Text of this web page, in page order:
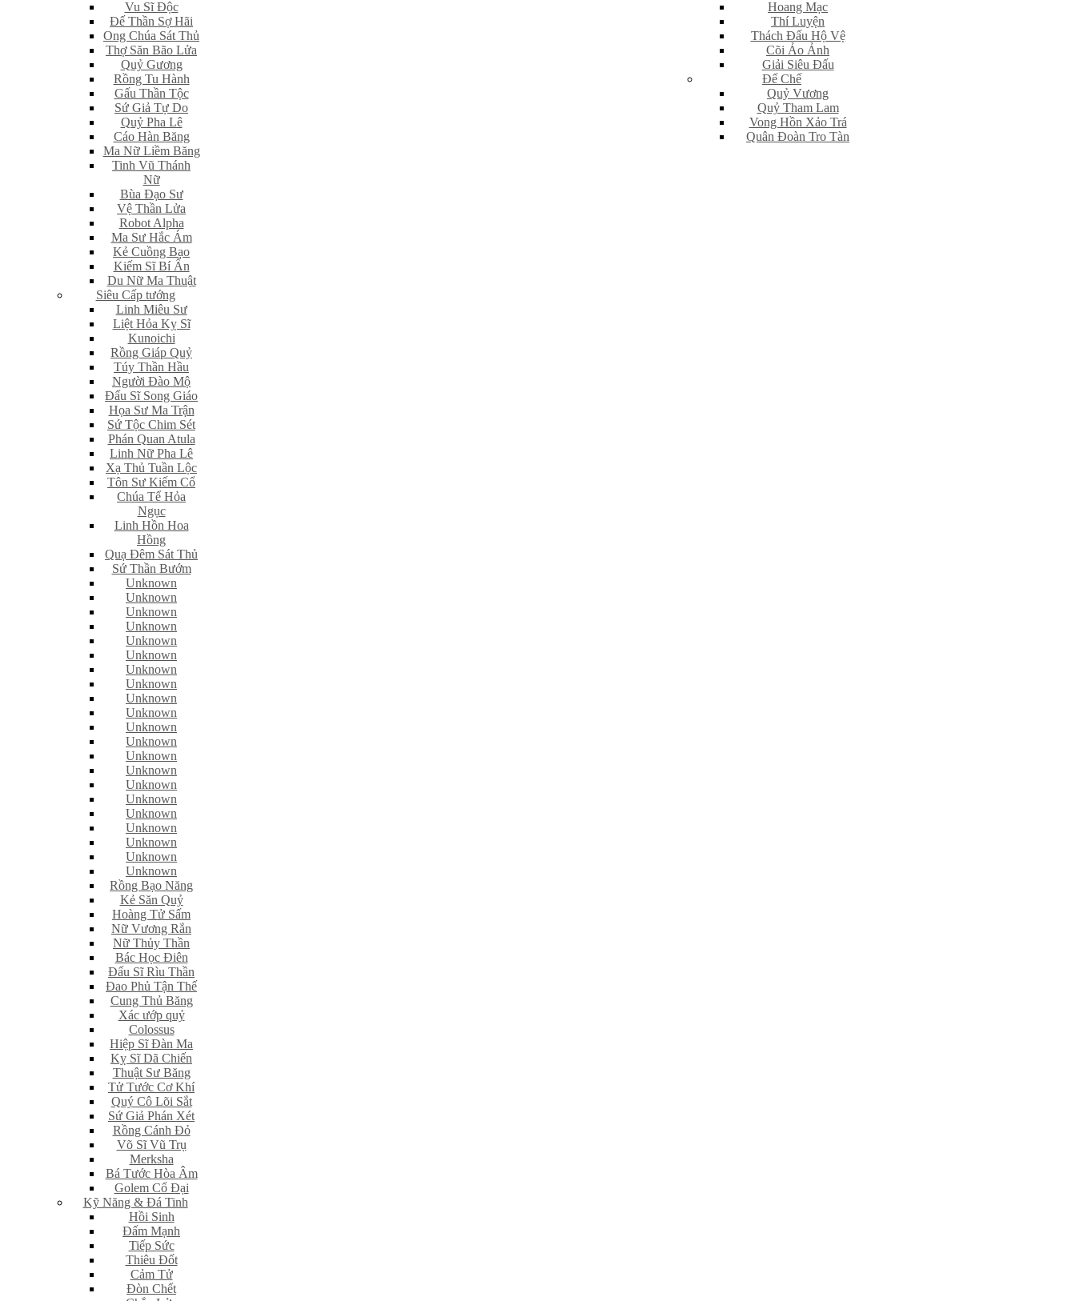
Vu Sĩ Độc
Đế Thần Sợ Hãi
Ong Chúa Sát Thủ
Thợ Săn Bão Lửa
Quỷ Gương
Rồng Tu Hành
Gấu Thần Tộc
Sứ Giả Tự Do
Quỷ Pha Lê
Cáo Hàn Băng
Ma Nữ Liềm Băng
Tinh Vũ Thánh
Nữ
Bùa Đạo Sư
Vệ Thần Lửa
Robot Alpha
Ma Sư Hắc Ám
Kẻ Cuồng Bạo
Kiếm Sĩ Bí Ẩn
Du Nữ Ma Thuật
Siêu Cấp tướng
Linh Miêu Sư
Liệt Hỏa Kỵ Sĩ
Kunoichi
Rồng Giáp Quỷ
Túy Thần Hầu
Người Đào Mộ
Đấu Sĩ Song Giáo
Họa Sư Ma Trận
Sứ Tộc Chim Sét
Phán Quan Atula
Linh Nữ Pha Lê
Xạ Thủ Tuần Lộc
Tôn Sư Kiếm Cổ
Chúa Tể Hỏa
Ngục
Linh Hồn Hoa
Hồng
Quạ Đêm Sát Thủ
Sứ Thần Bướm
Unknown
Unknown
Unknown
Unknown
Unknown
Unknown
Unknown
Unknown
Unknown
Unknown
Unknown
Unknown
Unknown
Unknown
Unknown
Unknown
Unknown
Unknown
Unknown
Unknown
Unknown
Rồng Bạo Năng
Kẻ Săn Quỷ
Hoàng Tử Sấm
Nữ Vương Rắn
Nữ Thủy Thần
Bác Học Điên
Đấu Sĩ Rìu Thần
Đao Phủ Tận Thế
Cung Thủ Băng
Xác ướp quỷ
Colossus
Hiệp Sĩ Đàn Ma
Kỵ Sĩ Dã Chiến
Thuật Sư Băng
Tử Tước Cơ Khí
Quý Cô Lõi Sắt
Sứ Giả Phán Xét
Rồng Cánh Đỏ
Võ Sĩ Vũ Trụ
Merksha
Bá Tước Hòa Âm
Golem Cổ Đại
Kỹ Năng & Đá Tinh
Hồi Sinh
Đấm Mạnh
Tiếp Sức
Thiêu Đốt
Cảm Tử
Đòn Chết
Hoang Mạc
Thí Luyện
Thách Đấu Hộ Vệ
Cõi Ảo Ảnh
Giải Siêu Đấu
Đế Chế
Quỷ Vương
Quỷ Tham Lam
Vong Hồn Xảo Trá
Quân Đoàn Tro Tàn